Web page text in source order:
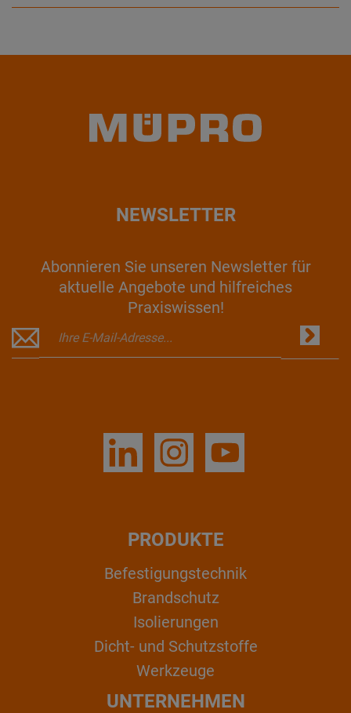
NEWSLETTER
Abonnieren Sie unseren Newsletter für
aktuelle Angebote und hilfreiches
Praxiswissen!
PRODUKTE
Befestigungstechnik
Brandschutz
Isolierungen
Dicht- und Schutzstoffe
Werkzeuge
UNTERNEHMEN